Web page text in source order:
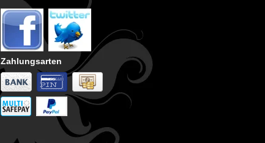
Zahlungsarten